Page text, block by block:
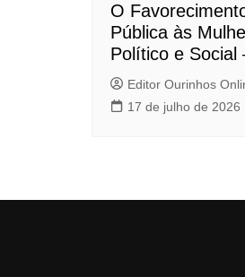
O
Pública às
Político e Social
Editor Ourinhos
17 de julho de 2026